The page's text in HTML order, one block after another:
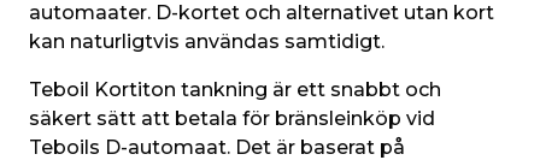
automaater. D-kortet och alternativet utan kort
kan naturligtvis användas samtidigt.
Teboil Kortiton tankning är ett snabbt och
säkert sätt att betala för bränsleinköp vid
Teboils D-automaat. Det är baserat på